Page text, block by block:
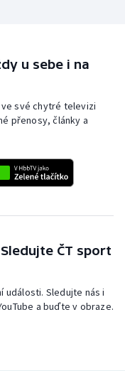
u sebe i na
ve své chytré televizi
přenosy, články a
ČT sport
události. Sledujte nás i
a buďte v obraze.